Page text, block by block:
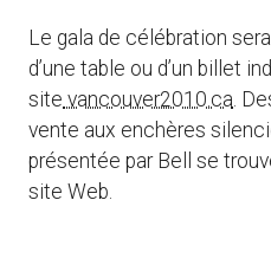
Le gala de célébration
d’une table ou d’un billet
site vancouver2010.ca .
vente aux enchères
présentée par Bell se
site Web.